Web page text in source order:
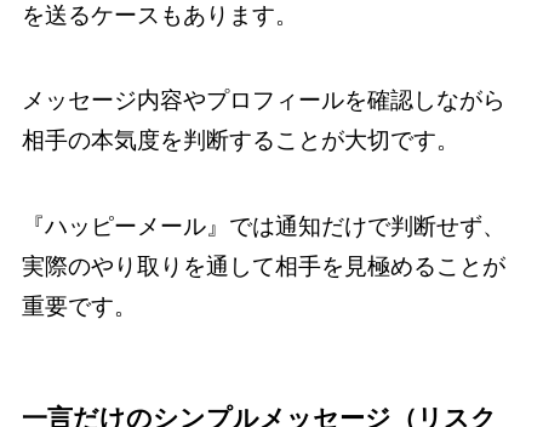
を送るケースもあります。
メッセージ内容やプロフィールを確認しながら
相手の本気度を判断することが大切です。
『ハッピーメール』では通知だけで判断せず、
実際のやり取りを通して相手を見極めることが
重要です。
一言だけのシンプルメッセージ（リスク